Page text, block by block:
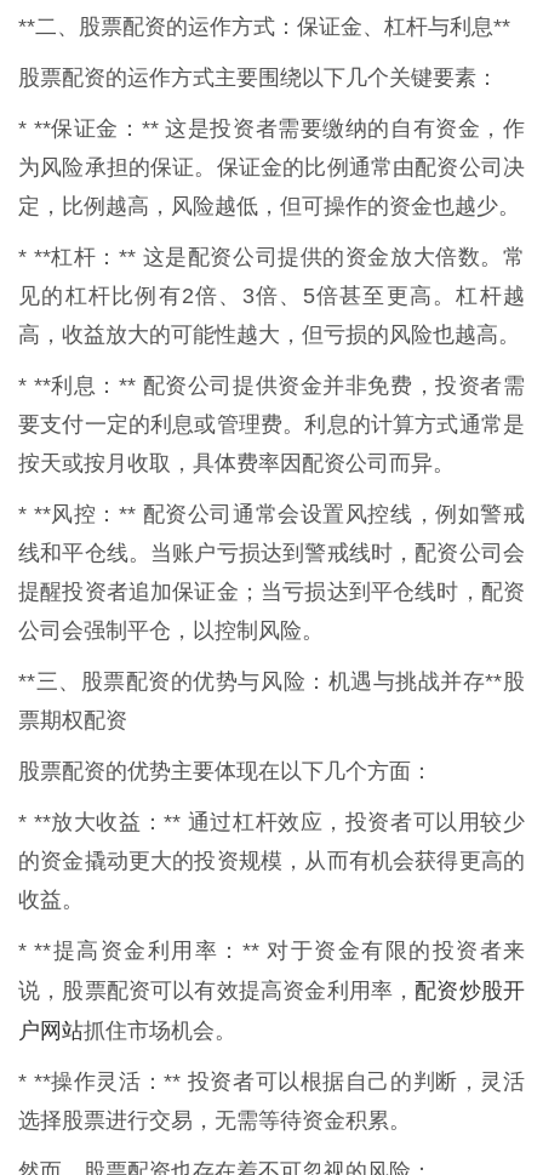
**二、股票配资的运作方式：保证金、杠杆与利息**
股票配资的运作方式主要围绕以下几个关键要素：
* **保证金：** 这是投资者需要缴纳的自有资金，作
为风险承担的保证。保证金的比例通常由配资公司决
定，比例越高，风险越低，但可操作的资金也越少。
* **杠杆：** 这是配资公司提供的资金放大倍数。常
见的杠杆比例有2倍、3倍、5倍甚至更高。杠杆越
高，收益放大的可能性越大，但亏损的风险也越高。
* **利息：** 配资公司提供资金并非免费，投资者需
要支付一定的利息或管理费。利息的计算方式通常是
按天或按月收取，具体费率因配资公司而异。
* **风控：** 配资公司通常会设置风控线，例如警戒
线和平仓线。当账户亏损达到警戒线时，配资公司会
提醒投资者追加保证金；当亏损达到平仓线时，配资
公司会强制平仓，以控制风险。
**三、股票配资的优势与风险：机遇与挑战并存**股
票期权配资
股票配资的优势主要体现在以下几个方面：
* **放大收益：** 通过杠杆效应，投资者可以用较少
的资金撬动更大的投资规模，从而有机会获得更高的
收益。
* **提高资金利用率：** 对于资金有限的投资者来
说，股票配资可以有效提高资金利用率，配资炒股开
户网站抓住市场机会。
* **操作灵活：** 投资者可以根据自己的判断，灵活
选择股票进行交易，无需等待资金积累。